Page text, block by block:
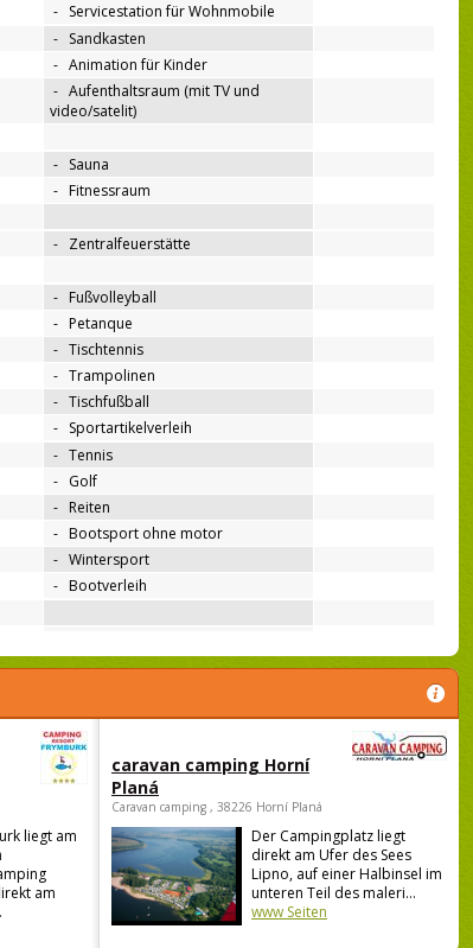
- Servicestation für Wohnmobile
- Sandkasten
- Animation für Kinder
- Aufenthaltsraum (mit TV und
video/satelit)
- Sauna
- Fitnessraum
- Zentralfeuerstätte
- Fußvolleyball
- Petanque
- Tischtennis
- Trampolinen
- Tischfußball
- Sportartikelverleih
- Tennis
- Golf
- Reiten
- Bootsport ohne motor
- Wintersport
- Bootverleih
liegt am
am
caravan camping Horní
Planá
Caravan camping , 38226 Horní Planá
Der Campingplatz liegt
direkt am Ufer des Sees
Lipno, auf einer Halbinsel im
unteren Teil des maleri...
www Seiten